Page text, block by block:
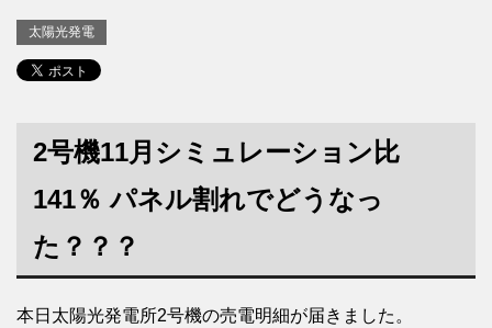
太陽光発電
2号機11月シミュレーション比
141％ パネル割れでどうなっ
た？？？
本日太陽光発電所2号機の売電明細が届きました。